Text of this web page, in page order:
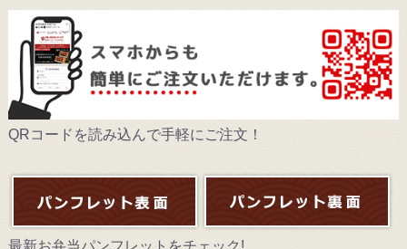
QRコードを読み込んで手軽にご注文！
最新お弁当パンフレットをチェック!